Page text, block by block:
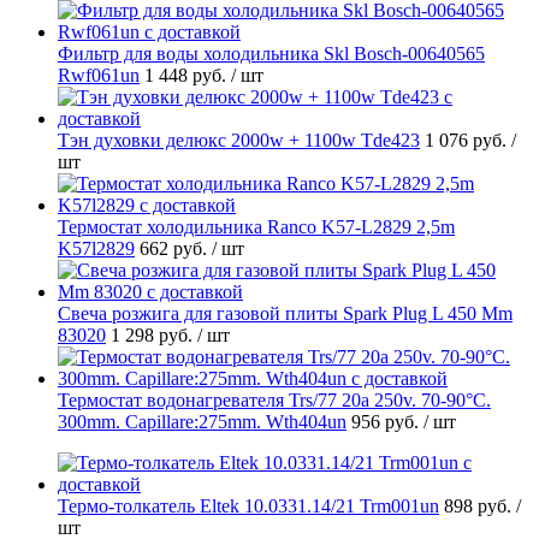
Фильтр для воды холодильника Skl Bosch-00640565
Rwf061un 1 448 руб. / шт
Тэн духовки делюкс 2000w + 1100w Tde423 1 076 руб. /
шт
Термостат холодильника Ranco K57-L2829 2,5m
K57l2829 662 руб. / шт
Свеча розжига для газовой плиты Spark Plug L 450 Mm
83020 1 298 руб. / шт
Термостат водонагревателя Trs/77 20a 250v. 70-90°C.
300mm. Capillare:275mm. Wth404un 956 руб. / шт
Термо-толкатель Eltek 10.0331.14/21 Trm001un 898 руб. /
шт